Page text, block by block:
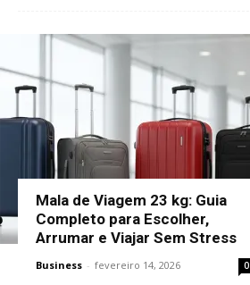
Mala de Viagem 23 kg: Guia
Completo para Escolher,
Arrumar e Viajar Sem Stress
Business - fevereiro 14, 2026 0